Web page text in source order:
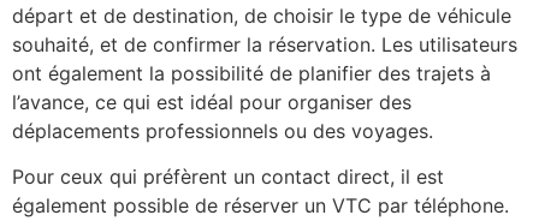
départ et de destination, de choisir le type de véhicule
souhaité, et de confirmer la réservation. Les utilisateurs
ont également la possibilité de planifier des trajets à
l’avance, ce qui est idéal pour organiser des
déplacements professionnels ou des voyages.
Pour ceux qui préfèrent un contact direct, il est
également possible de réserver un VTC par téléphone.